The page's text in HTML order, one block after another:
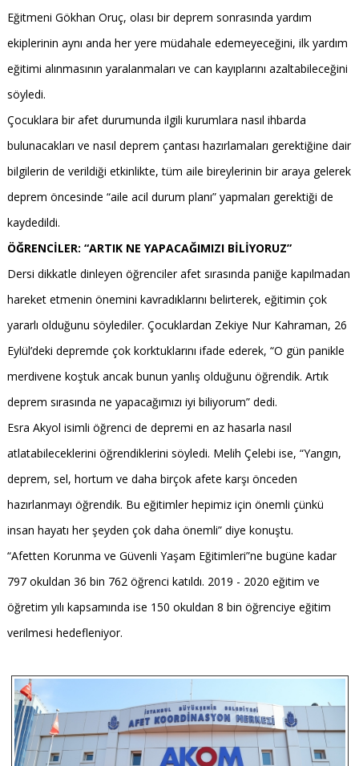
Eğitmeni Gökhan Oruç, olası bir deprem sonrasında yardım
ekiplerinin aynı anda her yere müdahale edemeyeceğini, ilk yardım
eğitimi alınmasının yaralanmaları ve can kayıplarını azaltabileceğini
söyledi.
Çocuklara bir afet durumunda ilgili kurumlara nasıl ihbarda
bulunacakları ve nasıl deprem çantası hazırlamaları gerektiğine dair
bilgilerin de verildiği etkinlikte, tüm aile bireylerinin bir araya gelerek
deprem öncesinde “aile acil durum planı” yapmaları gerektiği de
kaydedildi.
ÖĞRENCİLER: “ARTIK NE YAPACAĞIMIZI BİLİYORUZ”
Dersi dikkatle dinleyen öğrenciler afet sırasında paniğe kapılmadan
hareket etmenin önemini kavradıklarını belirterek, eğitimin çok
yararlı olduğunu söylediler. Çocuklardan Zekiye Nur Kahraman, 26
Eylül’deki depremde çok korktuklarını ifade ederek, “O gün panikle
merdivene koştuk ancak bunun yanlış olduğunu öğrendik. Artık
deprem sırasında ne yapacağımızı iyi biliyorum” dedi.
Esra Akyol isimli öğrenci de depremi en az hasarla nasıl
atlatabileceklerini öğrendiklerini söyledi. Melih Çelebi ise, “Yangın,
deprem, sel, hortum ve daha birçok afete karşı önceden
hazırlanmayı öğrendik. Bu eğitimler hepimiz için önemli çünkü
insan hayatı her şeyden çok daha önemli” diye konuştu.
“Afetten Korunma ve Güvenli Yaşam Eğitimleri”ne bugüne kadar
797 okuldan 36 bin 762 öğrenci katıldı. 2019 - 2020 eğitim ve
öğretim yılı kapsamında ise 150 okuldan 8 bin öğrenciye eğitim
verilmesi hedefleniyor.